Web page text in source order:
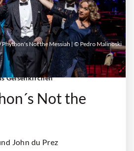
2026 | 18:00 Uhr - 20:00
Gelsenkirchen
Not the
John du Prez
Not the Messiah | © Pedro Malinoski